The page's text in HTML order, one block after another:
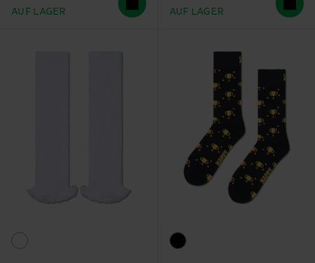
AUF LAGER AUF LAGER